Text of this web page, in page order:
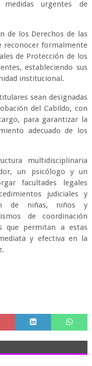
urgentes de
de los Derechos de las
reconocer formalmente
de Protección de los
estableciendo sus
institucional.
sean designadas
del Cabildo, con
para garantizar la
adecuado de los
multidisciplinaria
un psicólogo y un
facultades legales
judiciales y
de niñas, niños y
de coordinación
que permitan a estas
y efectiva en la